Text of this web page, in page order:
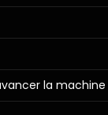
la machine